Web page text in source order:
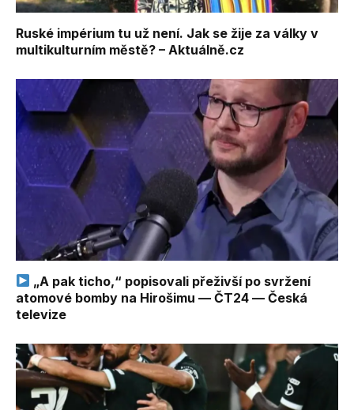
Ruské impérium tu už není. Jak se žije za války v
multikulturním městě? – Aktuálně.cz
„A pak ticho,“ popisovali přeživší po svržení
atomové bomby na Hirošimu — ČT24 — Česká
televize